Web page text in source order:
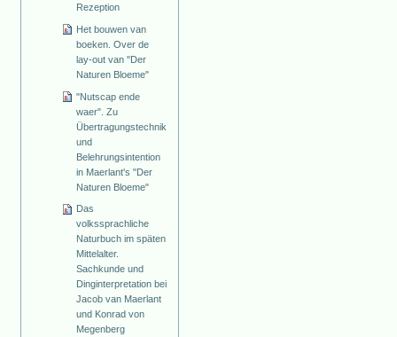
Rezeption
Het bouwen van
boeken. Over de
lay-out van "Der
Naturen Bloeme"
"Nutscap ende
waer". Zu
Übertragungstechnik
und
Belehrungsintention
in Maerlant's "Der
Naturen Bloeme"
Das
volkssprachliche
Naturbuch im späten
Mittelalter.
Sachkunde und
Dinginterpretation bei
Jacob van Maerlant
und Konrad von
Megenberg